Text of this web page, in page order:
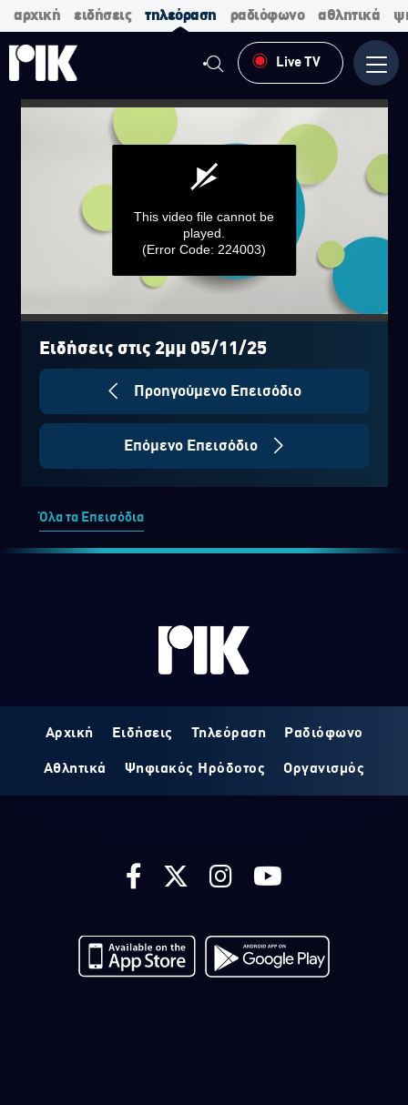
αρχική ειδήσεις τηλεόραση ραδιόφωνο αθλητικά
Live TV
0
seconds
seconds
This video file cannot be
played.
(Error Code: 224003)
Ειδήσεις στις 2μμ 05/11/25
Προηγούμενο Επεισόδιο
Επόμενο Επεισόδιο
Όλα τα Επεισόδια
Αρχική Ειδήσεις Τηλεόραση Ραδιόφωνο
Αθλητικά Ψηφιακός Ηρόδοτος Οργανισμός